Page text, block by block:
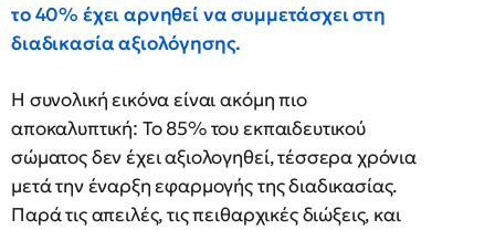
το 40% έχει αρνηθεί να συμμετάσχει στη
διαδικασία αξιολόγησης.
Η συνολική εικόνα είναι ακόμη πιο
αποκαλυπτική: Το 85% του εκπαιδευτικού
σώματος δεν έχει αξιολογηθεί, τέσσερα χρόνια
μετά την έναρξη εφαρμογής της διαδικασίας.
Παρά τις απειλές, τις πειθαρχικές διώξεις, και